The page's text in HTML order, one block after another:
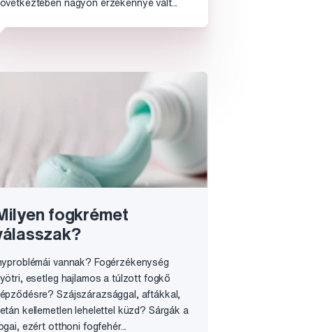
nagyon érzékennyé vált...
fogkrémet
vannak? Fogérzékenység
esetleg hajlamos a túlzott fogkő
Szájszárazsággal, aftákkal,
kellemetlen lehelettel küzd? Sárgák a
ezért otthoni fogfehér...